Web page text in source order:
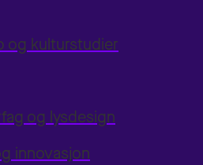
og kulturstudier
og lysdesign
innovasjon